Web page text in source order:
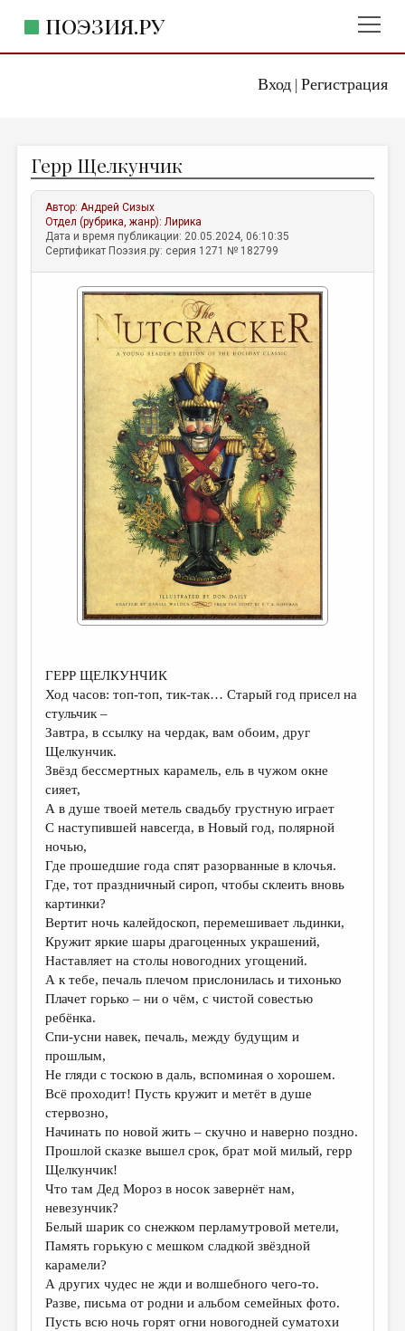
Вход| Регистрация
ПОЭЗИЯ.РУ
ЖАНРЫ
АВТОРЫ
КОММЕНТАРИИ
ЛИТСАЛОН
ПРАВИЛА САЙТА
ОТДЕЛЫ И РУБРИКИ
ИЗБРАННОЕ
ДАЙДЖЕСТ
ПРОИЗВЕДЕНИЯ
ПЕРЕВОДЫ
КОНКУРСЫ
ДЕТСКАЯ КОМНАТА
КНИЖНАЯ ПОЛКА
ОБЗОР ЛИТЕРАТУРЫ
ОБЪЯВЛЕНИЯ
КОЛОНКА РЕДАКТОРА
РЕДКОЛЛЕГИЯ
ОТ РЕДАКЦИИ
МАЛАЯ ПРОЗА
ЭССЕИСТИКА
ЛИТЕРАТУРОВЕДЕНИЕ
КУЛЬТУРОВЕДЕНИЕ
ПУБЛИЦИСТИКА
РЕЦЕНЗИРОВАНИЕ
ЦИКЛЫ ПУБЛИКАЦИЙ
ТРЕДИАКОВСКИЙ
МЕДИА
ВКОНТАКТЕ
Герр Щелкунчик
Автор:Андрей Сизых
Отдел (рубрика, жанр):Лирика
Дата и время публикации: 20.05.2024, 06:10:35
Сертификат Поэзия.ру: серия 1271 № 182799
ГЕРР ЩЕЛКУНЧИК
Ход часов: топ-топ, тик-так… Старый год присел на
стульчик –
Завтра, в ссылку на чердак, вам обоим, друг
Щелкунчик.
Звёзд бессмертных карамель, ель в чужом окне
сияет,
А в душе твоей метель свадьбу грустную играет
С наступившей навсегда, в Новый год, полярной
ночью,
Где прошедшие года спят разорванные в клочья.
Где, тот праздничный сироп, чтобы склеить вновь
картинки?
Вертит ночь калейдоскоп, перемешивает льдинки,
Кружит яркие шары драгоценных украшений,
Наставляет на столы новогодних угощений.
А к тебе, печаль плечом прислонилась и тихонько
Плачет горько – ни о чём, с чистой совестью
ребёнка.
Спи-усни навек, печаль, между будущим и
прошлым,
Не гляди с тоскою в даль, вспоминая о хорошем.
Всё проходит! Пусть кружит и метёт в душе
стервозно,
Начинать по новой жить – скучно и наверно поздно.
Прошлой сказке вышел срок, брат мой милый, герр
Щелкунчик!
Что там Дед Мороз в носок завернёт нам,
невезунчик?
Белый шарик со снежком перламутровой метели,
Память горькую с мешком сладкой звёздной
карамели?
А других чудес не жди и волшебного чего-то.
Разве, письма от родни и альбом семейных фото.
Пусть всю ночь горят огни новогодней суматохи